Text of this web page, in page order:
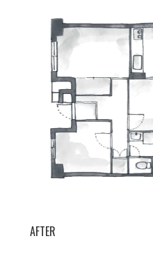
AFTER